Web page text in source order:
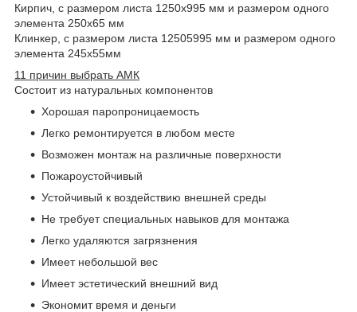
Кирпич, с размером листа 1250х995 мм и размером одного
элемента 250х65 мм
Клинкер, с размером листа 12505995 мм и размером одного
элемента 245х55мм
11 причин выбрать АМК
Состоит из натуральных компонентов
Хорошая паропроницаемость
Легко ремонтируется в любом месте
Возможен монтаж на различные поверхности
Пожароустойчивый
Устойчивый к воздействию внешней среды
Не требует специальных навыков для монтажа
Легко удаляются загрязнения
Имеет небольшой вес
Имеет эстетический внешний вид
Экономит время и деньги